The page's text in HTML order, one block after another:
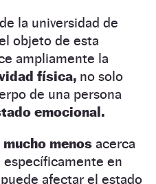
de la universidad de
objeto de esta
ampliamente la
física, no solo
de una persona
emocional.
menos acerca
en
puede afectar el estado